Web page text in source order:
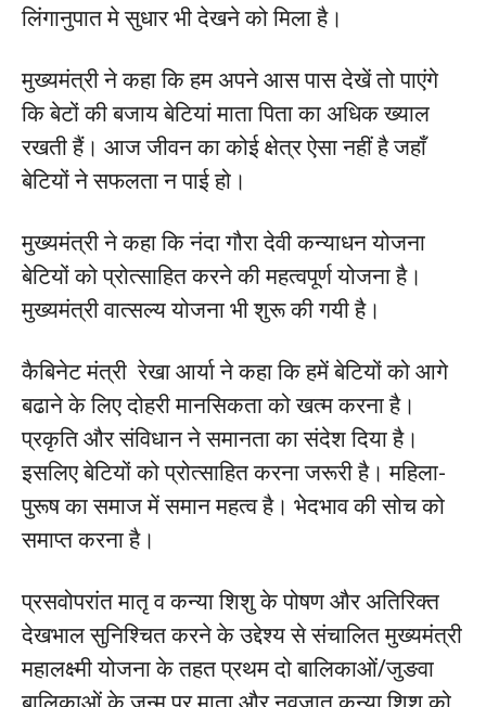
लिंगानुपात मे सुधार भी देखने को मिला है।
मुख्यमंत्री ने कहा कि हम अपने आस पास देखें तो पाएंगे
कि बेटों की बजाय बेटियां माता पिता का अधिक ख्याल
रखती हैं। आज जीवन का कोई क्षेत्र ऐसा नहीं है जहाँ
बेटियों ने सफलता न पाई हो।
मुख्यमंत्री ने कहा कि नंदा गौरा देवी कन्याधन योजना
बेटियों को प्रोत्साहित करने की महत्वपूर्ण योजना है।
मुख्यमंत्री वात्सल्य योजना भी शुरू की गयी है।
कैबिनेट मंत्री रेखा आर्या ने कहा कि हमें बेटियों को आगे
बढाने के लिए दोहरी मानसिकता को खत्म करना है।
प्रकृति और संविधान ने समानता का संदेश दिया है।
इसलिए बेटियों को प्रोत्साहित करना जरूरी है। महिला-
पुरूष का समाज में समान महत्व है। भेदभाव की सोच को
समाप्त करना है।
प्रसवोपरांत मातृ व कन्या शिशु के पोषण और अतिरिक्त
देखभाल सुनिश्चित करने के उद्देश्य से संचालित मुख्यमंत्री
महालक्ष्मी योजना के तहत प्रथम दो बालिकाओं/जुङवा